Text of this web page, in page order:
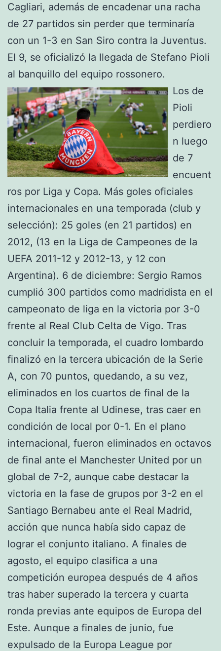
Cagliari, además de encadenar una racha
de 27 partidos sin perder que terminaría
con un 1-3 en San Siro contra la Juventus.
El 9, se oficializó la llegada de Stefano Pioli
al banquillo del equipo rossonero.
Los de
Pioli
perdiero
n luego
de 7
encuent
ros por Liga y Copa. Más goles oficiales
internacionales en una temporada (club y
selección): 25 goles (en 21 partidos) en
2012, (13 en la Liga de Campeones de la
UEFA 2011-12 y 2012-13, y 12 con
Argentina). 6 de diciembre: Sergio Ramos
cumplió 300 partidos como madridista en el
campeonato de liga en la victoria por 3-0
frente al Real Club Celta de Vigo. Tras
concluir la temporada, el cuadro lombardo
finalizó en la tercera ubicación de la Serie
A, con 70 puntos, quedando, a su vez,
eliminados en los cuartos de final de la
Copa Italia frente al Udinese, tras caer en
condición de local por 0-1. En el plano
internacional, fueron eliminados en octavos
de final ante el Manchester United por un
global de 7-2, aunque cabe destacar la
victoria en la fase de grupos por 3-2 en el
Santiago Bernabeu ante el Real Madrid,
acción que nunca había sido capaz de
lograr el conjunto italiano. A finales de
agosto, el equipo clasifica a una
competición europea después de 4 años
tras haber superado la tercera y cuarta
ronda previas ante equipos de Europa del
Este. Aunque a finales de junio, fue
expulsado de la Europa League por